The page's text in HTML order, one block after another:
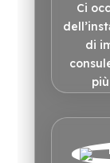
Ci
di